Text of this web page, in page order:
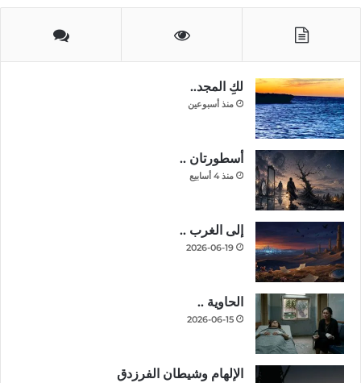
لكِ المجد..
منذ أسبوعين
أسطورتان ..
منذ 4 أسابيع
إلى الغرب ..
2026-06-19
الحاوية ..
2026-06-15
الإلهام وشيطان الفرزدق